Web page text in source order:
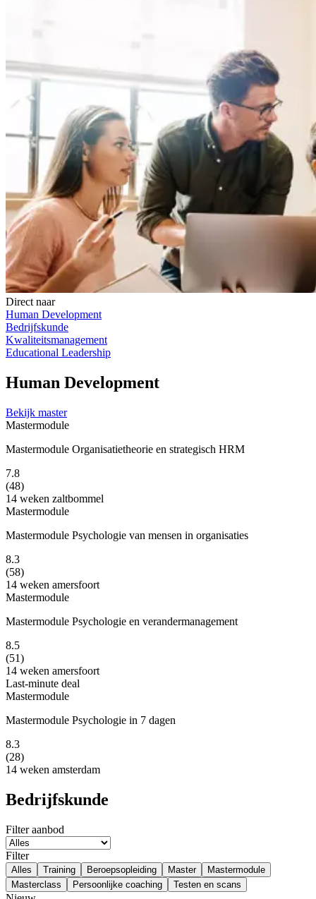
Direct naar
Human Development
Bedrijfskunde
Kwaliteitsmanagement
Educational Leadership
Human Development
Bekijk master
Mastermodule
Mastermodule Organisatietheorie en strategisch HRM
7.8
(48)
14 weken zaltbommel
Mastermodule
Mastermodule Psychologie van mensen in organisaties
8.3
(58)
14 weken amersfoort
Mastermodule
Mastermodule Psychologie en verandermanagement
8.5
(51)
14 weken amersfoort
Last-minute deal
Mastermodule
Mastermodule Psychologie in 7 dagen
8.3
(28)
14 weken amsterdam
Bedrijfskunde
Filter aanbod
Filter
Alles Training Beroepsopleiding Master
Mastermodule
Masterclass
Persoonlijke coaching Testen en scans